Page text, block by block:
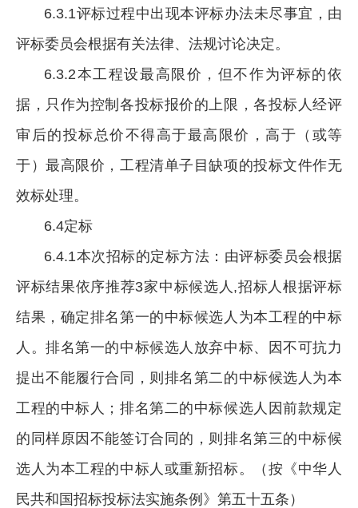
6.3.1评标过程中出现本评标办法未尽事宜，由
评标委员会根据有关法律、法规讨论决定。
6.3.2本工程设最高限价，但不作为评标的依
据，只作为控制各投标报价的上限，各投标人经评
审后的投标总价不得高于最高限价，高于（或等
于）最高限价，工程清单子目缺项的投标文件作无
效标处理。
6.4定标
6.4.1本次招标的定标方法：由评标委员会根据
评标结果依序推荐3家中标候选人,招标人根据评标
结果，确定排名第一的中标候选人为本工程的中标
人。排名第一的中标候选人放弃中标、因不可抗力
提出不能履行合同，则排名第二的中标候选人为本
工程的中标人；排名第二的中标候选人因前款规定
的同样原因不能签订合同的，则排名第三的中标候
选人为本工程的中标人或重新招标。（按《中华人
民共和国招标投标法实施条例》第五十五条）